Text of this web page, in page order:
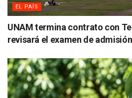
EL PAÍS
UNAM termina contrato con
revisará el examen de admisión